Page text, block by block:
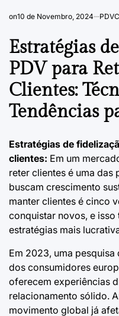
on10 de Novembro, 2024
Estratégias
PDV para
Clientes:
Tendências
Estratégias de
clientes: Em um
reter clientes é uma das
buscam crescimento
manter clientes é cinco
conquistar novos, e
estratégias mais
Em 2023, uma pesquisa
dos consumidores
oferecem experiências
relacionamento sólido.
movimento global já